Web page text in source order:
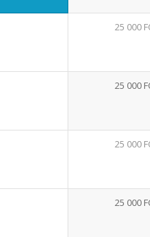
25 000
25 000
25 000
25 000